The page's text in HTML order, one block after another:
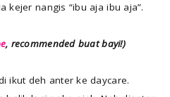
kejer nangis “ibu aja ibu aja”.
, recommended buat bayi!)
ikut deh anter ke daycare.